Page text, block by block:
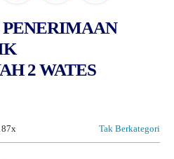
2 WATES
Tak Berkategori